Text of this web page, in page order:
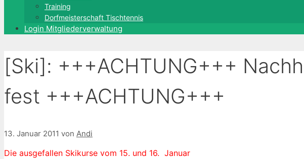
Training
Dorfmeisterschaft Tischtennis
Login Mitgliederverwaltung
[Ski]: +++ACHTUNG+++
fest +++ACHTUNG+++
13. Januar 2011 von Andi
Die ausgefallen Skikurse vom 15. und 16. Januar